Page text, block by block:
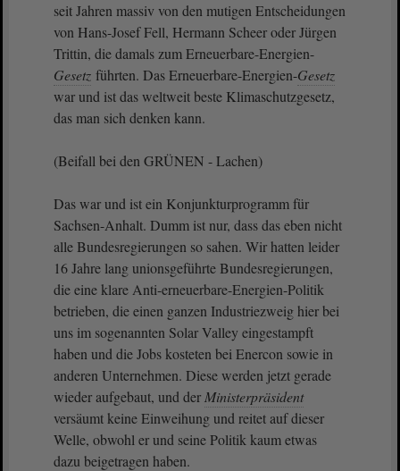
seit Jahren massiv von den mutigen Entscheidungen
von Hans-Josef Fell, Hermann Scheer oder Jürgen
Trittin, die damals zum Erneuerbare-Energien-
Gesetz führten. Das Erneuerbare-Energien-Gesetz
war und ist das weltweit beste Klimaschutzgesetz,
das man sich denken kann.
(Beifall bei den GRÜNEN - Lachen)
Das war und ist ein Konjunkturprogramm für
Sachsen-Anhalt. Dumm ist nur, dass das eben nicht
alle Bundesregierungen so sahen. Wir hatten leider
16 Jahre lang unionsgeführte Bundesregierungen,
die eine klare Anti-erneuerbare-Energien-Politik
betrieben, die einen ganzen Industriezweig hier bei
uns im sogenannten Solar Valley eingestampft
haben und die Jobs kosteten bei Enercon sowie in
anderen Unternehmen. Diese werden jetzt gerade
wieder aufgebaut, und der Ministerpräsident
versäumt keine Einweihung und reitet auf dieser
Welle, obwohl er und seine Politik kaum etwas
dazu beigetragen haben.